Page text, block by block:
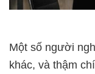
Một số người
khác, và thậm